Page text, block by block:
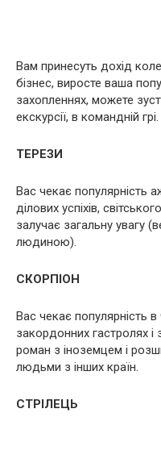
Вам принесуть дохід
бізнес, виросте ваша
захопленнях, можете
екскурсії, в командній грі.
ТЕРЕЗИ
Вас чекає популярність
ділових успіхів,
залучає загальну увагу
людиною).
СКОРПІОН
Вас чекає популярність в
закордонних гастролях
роман з іноземцем і
людьми з інших країн.
СТРІЛЕЦЬ